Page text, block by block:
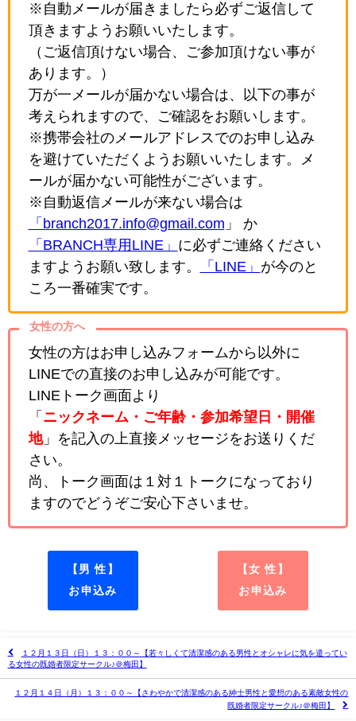
※自動メールが届きましたら必ずご返信して
頂きますようお願いいたします。
（ご返信頂けない場合、ご参加頂けない事が
あります。）
万が一メールが届かない場合は、以下の事が
考えられますので、ご確認をお願いします。
※携帯会社のメールアドレスでのお申し込み
を避けていただくようお願いいたします。メ
ールが届かない可能性がございます。
※自動返信メールが来ない場合は
「branch2017.info@gmail.com 」 か
「BRANCH専用LINE」 に必ずご連絡ください
ますようお願い致します。
「LINE」 が今のと
ころ一番確実です。
女性の方へ
女性の方はお申し込みフォームから以外に
LINEでの直接のお申し込みが可能です。
LINEトーク画面より
「 ニックネーム・ご年齢・参加希望日・開催
地」を記入の上直接メッセージをお送りくだ
さい。
尚、トーク画面は１対１トークになっており
ますのでどうぞご安心下さいませ。
【男 性】
お申込み
【女 性】
お申込み
１２月１３日（日）１３：００～【若々しくて清潔感のある男性とオシャレに気を遣ってい
る女性の既婚者限定サークル♪＠梅田】
１２月１４日（月）１３：００～【さわやかで清潔感のある紳士男性と愛想のある素敵女性の
既婚者限定サークル♪＠梅田】